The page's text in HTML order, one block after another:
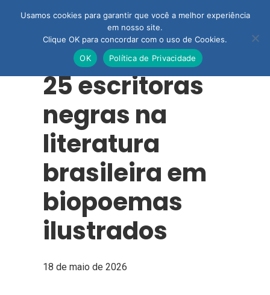
25 escritoras
negras na
literatura
brasileira em
biopoemas
ilustrados
18 de maio de 2026
Usamos cookies para garantir que você a melhor experiência
em nosso site.
Clique OK para concordar com o uso de Cookies.
OK
Política de Privacidade